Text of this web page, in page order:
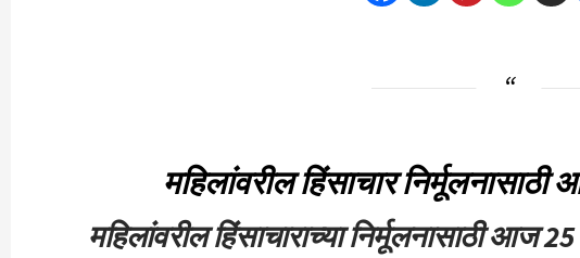
महिलांवरील हिंसाचार
महिलांवरील हिंसाचाराच्या निर्मूलनासाठी आज